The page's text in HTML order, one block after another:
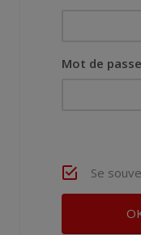
Mot de passe
Se